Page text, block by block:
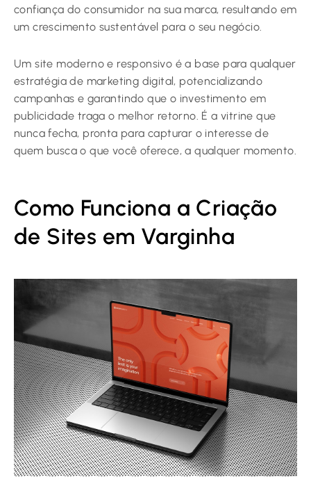
confiança do consumidor na sua marca, resultando em
um crescimento sustentável para o seu negócio.
Um site moderno e responsivo é a base para qualquer
estratégia de marketing digital, potencializando
campanhas e garantindo que o investimento em
publicidade traga o melhor retorno. É a vitrine que
nunca fecha, pronta para capturar o interesse de
quem busca o que você oferece, a qualquer momento.
Como Funciona a Criação
de Sites em Varginha